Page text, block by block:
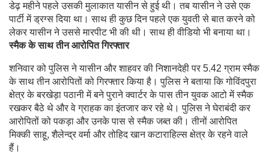
डेढ़ महीने पहले उसकी मुलाकात यासीन से हुई थी। तब यासीन ने उसे एक
पार्टी में ड्रग्स दिया था। साथ ही कुछ दिन पहले एक युवती से बात करने को
लेकर यासीन ने उससे मारपीट भी की थी। साथ ही वीडियो भी बनाया था।
स्मैक के साथ तीन आरोपित गिरफ्तार
शनिवार को पुलिस ने यासीन और शाहवर की निशानदेही पर 5.42 ग्राम स्मैक
के साथ तीन आरोपितों को गिरफ्तार किया है। पुलिस ने बताया कि गोविंदपुरा
क्षेत्र के बरखेड़ा पठानी में बने पुराने क्वार्टर के पास तीन युवक आटो में स्मैक
रखकर बैठे थे और वे ग्राहक का इंतजार कर रहे थे। पुलिस ने घेराबंदी कर
आरोपितों को पकड़ा और उनके पास से स्मैक जब्त की। तीनों आरोपित
मिक्की साहू, शैलेन्द्र वर्मा और तोहिद खान कटाराहिल्स क्षेत्र के रहने वाले
हैं।